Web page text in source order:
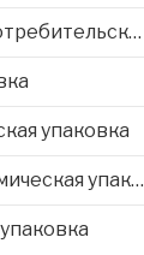
Упаковка для потребительского опыта
упаковка
Ежедневная химическая упаковка